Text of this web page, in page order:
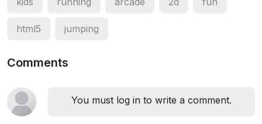
html5 jumping
Comments
You must log in to write a comment.